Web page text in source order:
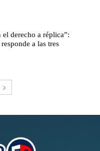
el derecho a réplica”:
a las tres